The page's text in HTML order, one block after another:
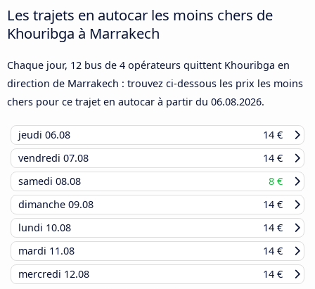
Les trajets en autocar les moins chers de
Khouribga à Marrakech
Chaque jour, 12 bus de 4 opérateurs quittent Khouribga en
direction de Marrakech : trouvez ci-dessous les prix les moins
chers pour ce trajet en autocar à partir du 06.08.2026.
jeudi 06.08
14 €
vendredi 07.08
14 €
samedi 08.08
8 €
dimanche 09.08
14 €
lundi 10.08
14 €
mardi 11.08
14 €
mercredi 12.08 14 €